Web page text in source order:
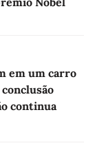
em um carro
continua